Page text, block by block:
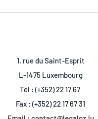
1, rue du Saint-Esprit
L-1475 Luxembourg
Tel : (+352) 22 17 67
Fax : (+352) 22 17 67 31